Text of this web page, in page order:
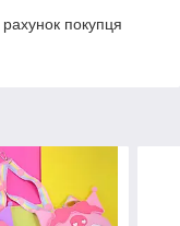
покупця